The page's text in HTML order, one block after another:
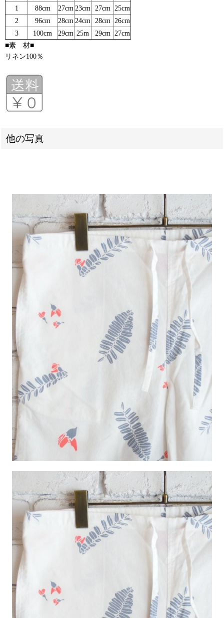
1
88cm 27cm 23cm 27cm
25cm
2
96cm 28cm 24cm 28cm
26cm
3
100cm 29cm 25m 29cm
27cm
■素 材■
リネン100％
他の写真